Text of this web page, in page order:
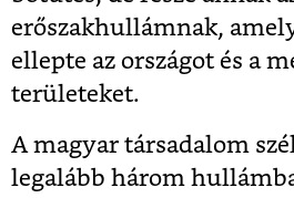
erőszakhullámnak,
ellepte az országot és a
területeket.
A magyar társadalom
legalább három